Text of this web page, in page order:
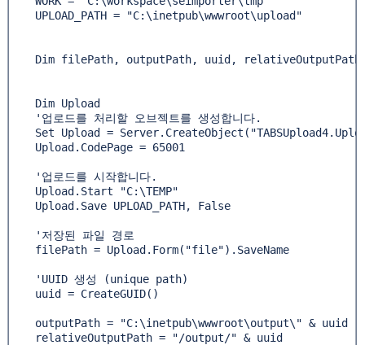
    UPLOAD_PATH = "C:\inetpub\wwwroot\upload"
    Dim filePath, outputPath, uuid, relativeOutputPath
    Dim Upload
    '업로드를 처리할 오브젝트를 생성합니다.
Set Upload =
    Upload.CodePage = 65001
    '업로드를 시작합니다.
    Upload.Start "C:\TEMP"
    Upload.Save UPLOAD_PATH, False
    '저장된 파일 경로
    filePath = Upload.Form("file").SaveName
    'UUID 생성 (unique path)
    uuid = CreateGUID()
    outputPath = "C:\inetpub\wwwroot\output\" & uuid
    relativeOutputPath = "/output/" & uuid